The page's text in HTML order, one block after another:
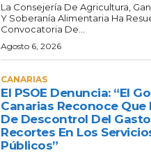
La Consejería De Agricultura,
Y Soberanía Alimentaria Ha
Convocatoria De...
Agosto 6, 2026
CANARIAS
El PSOE Denuncia: “El
Canarias Reconoce Que
De Descontrol Del
Recortes En Los
Públicos”